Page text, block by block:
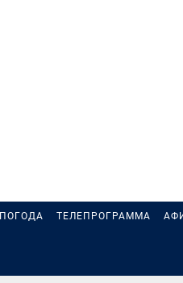
ПОГОДА ТЕЛЕПРОГРАММА